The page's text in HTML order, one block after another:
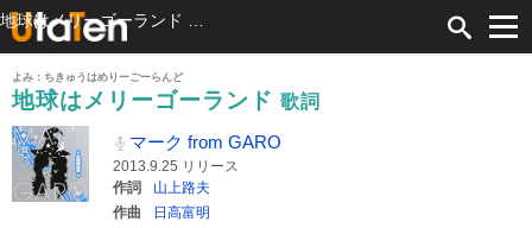
よみ：ちきゅうはめりーごーらんど
地球はメリーゴーランド 歌詞
マーク from GARO
2013.9.25 リリース
作詞
山上路夫
作曲
日高富明